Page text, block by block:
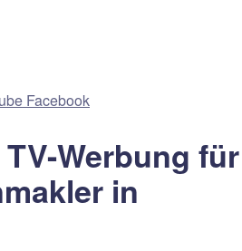
Facebook
Werbung für
in